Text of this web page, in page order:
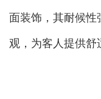
面装饰，其耐候
观，为客人提供舒